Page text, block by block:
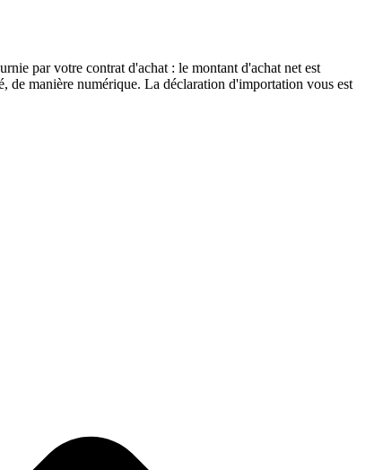
par votre contrat d'achat : le montant d'achat net est
manière numérique. La déclaration d'importation vous est